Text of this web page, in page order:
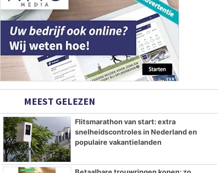
MEEST GELEZEN
Flitsmarathon van start: extra
snelheidscontroles in Nederland en
populaire vakantielanden